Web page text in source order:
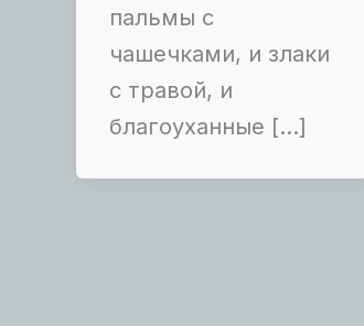
пальмы с
чашечками, и злаки
с травой, и
благоуханные […]